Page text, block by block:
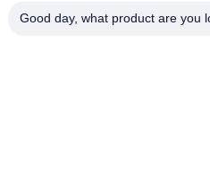
Экскурсия По Заводу
Good day, what product are you